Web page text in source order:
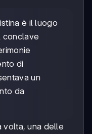
è il luogo
conclave
di
un
da
volta, una delle